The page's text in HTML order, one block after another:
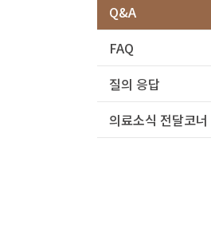
Q&A
FAQ
질의 응답
의료소식 전달코너